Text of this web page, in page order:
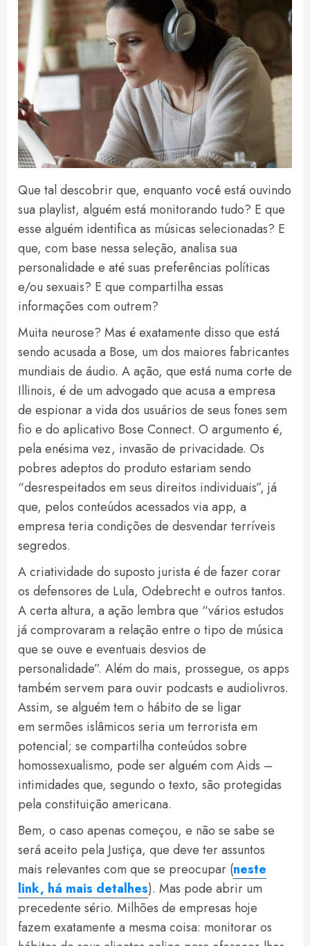
Que tal descobrir que, enquanto você está ouvindo
sua playlist, alguém está monitorando tudo? E que
esse alguém identifica as músicas selecionadas? E
que, com base nessa seleção, analisa sua
personalidade e até suas preferências políticas
e/ou sexuais? E que compartilha essas
informações com outrem?
Muita neurose? Mas é exatamente disso que está
sendo acusada a Bose, um dos maiores fabricantes
mundiais de áudio. A ação, que está numa corte de
Illinois, é de um advogado que acusa a empresa
de espionar a vida dos usuários de seus fones sem
fio e do aplicativo Bose Connect. O argumento é,
pela enésima vez, invasão de privacidade. Os
pobres adeptos do produto estariam sendo
“desrespeitados em seus direitos individuais”, já
que, pelos conteúdos acessados via app, a
empresa teria condições de desvendar terríveis
segredos.
A criatividade do suposto jurista é de fazer corar
os defensores de Lula, Odebrecht e outros tantos.
A certa altura, a ação lembra que “vários estudos
já comprovaram a relação entre o tipo de música
que se ouve e eventuais desvios de
personalidade”. Além do mais, prossegue, os apps
também servem para ouvir podcasts e audiolivros.
Assim, se alguém tem o hábito de se ligar
em sermões islâmicos seria um terrorista em
potencial; se compartilha conteúdos sobre
homossexualismo, pode ser alguém com Aids –
intimidades que, segundo o texto, são protegidas
pela constituição americana.
Bem, o caso apenas começou, e não se sabe se
será aceito pela Justiça, que deve ter assuntos
mais relevantes com que se preocupar (neste
link, há mais detalhes). Mas pode abrir um
precedente sério. Milhões de empresas hoje
fazem exatamente a mesma coisa: monitorar os